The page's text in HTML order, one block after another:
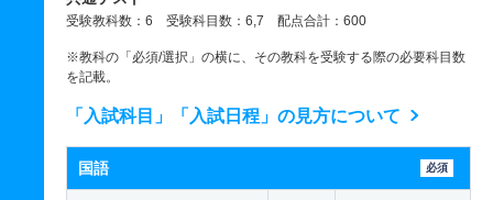
受験教科数：6 受験科目数：6,7 配点合計：600
※教科の「必須/選択」の横に、その教科を受験する際の必要科目数
を記載。
「入試科目」「入試日程」の見方について
国語 必須